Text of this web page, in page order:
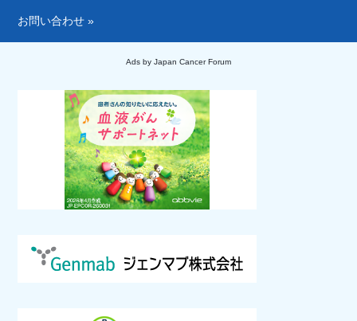
お問い合わせ »
Ads by Japan Cancer Forum